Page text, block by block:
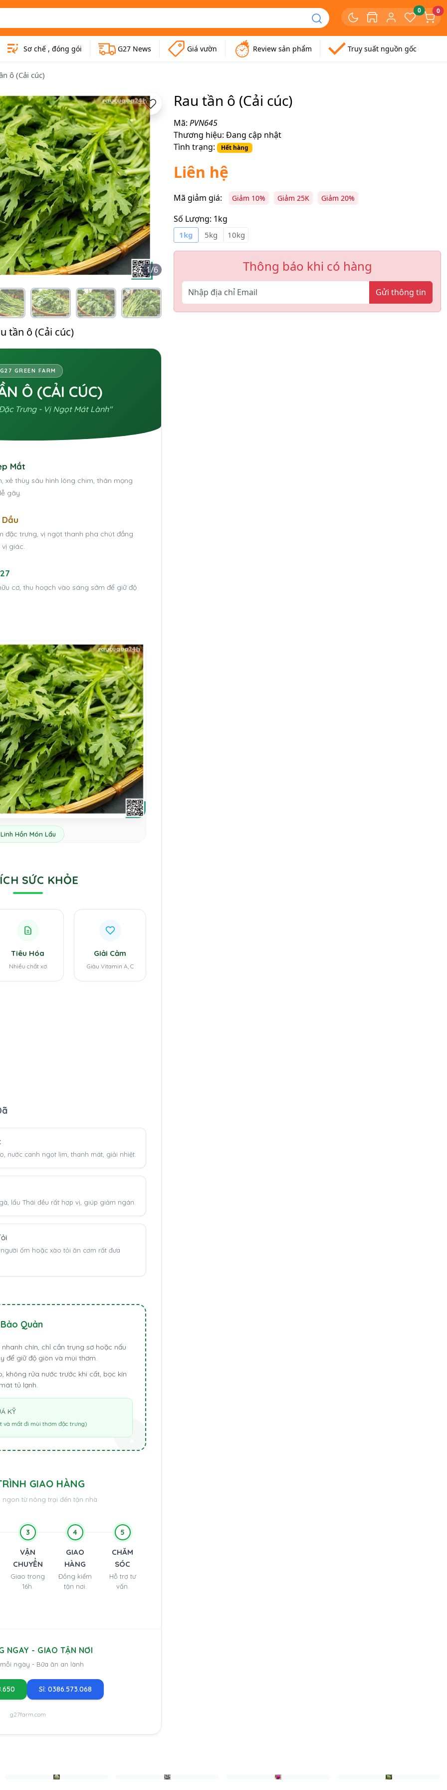
0 0
Sơ chế , đóng gói G27 News Giá vườn Review sản phẩm Truy suất nguồn gốc
ô (Cải cúc)
1/6
Rau tần ô (Cải cúc)
Mã: PVN645
Thương hiệu: Đang cập nhật
Tình trạng:
Hết hàng
Liên hệ
Mã giảm giá: Giảm 10% Giảm 25K Giảm 20%
Số Lượng: 1kg
1kg 5kg 10kg
Thông báo khi có hàng
Gửi thông tin
tần ô (Cải cúc)
G27 GREEN FARM
Ô (CẢI CÚC)
Trưng - Vị Ngọt Mát Lành"
Mắt
xẻ thùy sâu hình lông chim, thân mọng
gãy.
đặc trưng, vị ngọt thanh pha chút đắng
giác.
cơ, thu hoạch vào sáng sớm để giữ độ
Linh Hồn Món Lẩu
SỨC KHỎE
Tiêu Hóa
Nhiều chất xơ
Giải Cảm
Giàu Vitamin A, C
nước canh ngọt lịm, thanh mát, giải nhiệt.
lẩu Thái đều rất hợp vị, giúp giảm ngán.
ốm hoặc xào tỏi ăn cơm rất đưa
Quản
chín, chỉ cần trụng sơ hoặc nấu
để giữ độ giòn và mùi thơm.
không rửa nước trước khi cất, bọc kín
tủ lạnh.
KỸ
và mất đi mùi thơm đặc trưng)
GIAO HÀNG
ngon từ nông trại đến tận nhà
3
VẬN
CHUYỂN
Giao trong
16h.
4
GIAO
HÀNG
Đồng kiểm
tận nơi.
5
CHĂM
SÓC
Hỗ trợ tư
vấn.
NGAY - GIAO TẬN NƠI
ngày - Bữa ăn an lành
Sỉ: 0386.573.068
g27farm.com